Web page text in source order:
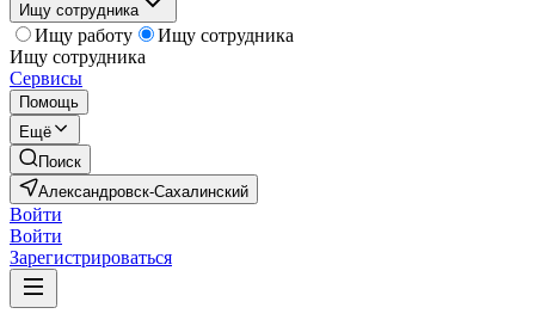
Ищу сотрудника
Ищу работу
Ищу сотрудника
Ищу сотрудника
Сервисы
Помощь
Ещё
Поиск
Александровск-Сахалинский
Войти
Войти
Зарегистрироваться